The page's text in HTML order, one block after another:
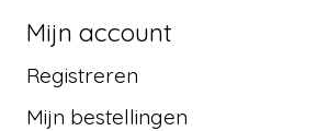
Mijn account
Registreren
Mijn bestellingen